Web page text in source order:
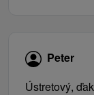
Peter
Ústretový,